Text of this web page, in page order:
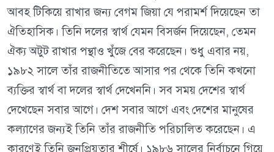
আবহ টিকিয়ে রাখার জন্য বেগম জিয়া যে পরামর্শ দিয়েছেন তা
ঐতিহাসিক। তিনি দলের স্বার্থ যেমন বিসর্জন দিয়েছেন, তেমন
ঐক্য অটুট রাখার পন্থাও খুঁজে বের করেছেন। শুধু এবার নয়,
১৯৮২ সালে তাঁর রাজনীতিতে আসার পর থেকে তিনি কখনো
ব্যক্তির স্বার্থ বা দলের স্বার্থ দেখেননি। সব সময় দেশের স্বার্থ
দেখেছেন সবার আগে। দেশ সবার আগে এবং দেশের মানুষের
কল্যাণের জন্যই তিনি তাঁর রাজনীতি পরিচালিত করেছেন। এ
কারণেই তিনি জনপ্রিয়তার শীর্ষে। ১৯৮৬ সালের নির্বাচনে গিয়ে